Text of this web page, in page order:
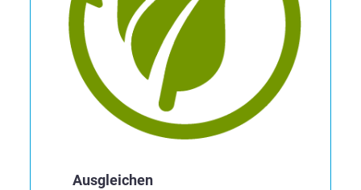
Ausgleichen